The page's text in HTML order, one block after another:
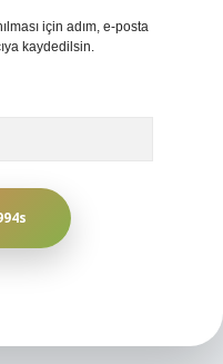
için adım, e-posta
kaydedilsin.